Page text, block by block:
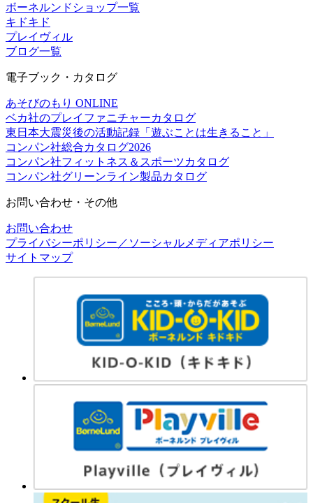
ボーネルンドショップ一覧
キドキド
プレイヴィル
ブログ一覧
電子ブック・カタログ
あそびのもり ONLINE
ベカ社のプレイファニチャーカタログ
東日本大震災後の活動記録「遊ぶことは生きること」
コンパン社総合カタログ2026
コンパン社フィットネス＆スポーツカタログ
コンパン社グリーンライン製品カタログ
お問い合わせ・その他
お問い合わせ
プライバシーポリシー／ソーシャルメディアポリシー
サイトマップ